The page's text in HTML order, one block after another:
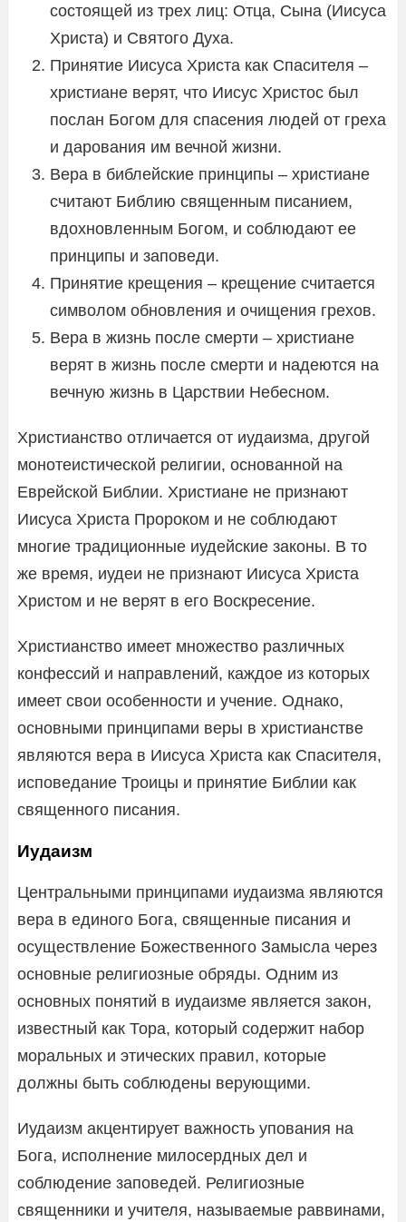
состоящей из трех лиц: Отца, Сына (Иисуса
Христа) и Святого Духа.
Принятие Иисуса Христа как Спасителя –
христиане верят, что Иисус Христос был
послан Богом для спасения людей от греха
и дарования им вечной жизни.
Вера в библейские принципы – христиане
считают Библию священным писанием,
вдохновленным Богом, и соблюдают ее
принципы и заповеди.
Принятие крещения – крещение считается
символом обновления и очищения грехов.
Вера в жизнь после смерти – христиане
верят в жизнь после смерти и надеются на
вечную жизнь в Царствии Небесном.
Христианство отличается от иудаизма, другой
монотеистической религии, основанной на
Еврейской Библии. Христиане не признают
Иисуса Христа Пророком и не соблюдают
многие традиционные иудейские законы. В то
же время, иудеи не признают Иисуса Христа
Христом и не верят в его Воскресение.
Христианство имеет множество различных
конфессий и направлений, каждое из которых
имеет свои особенности и учение. Однако,
основными принципами веры в христианстве
являются вера в Иисуса Христа как Спасителя,
исповедание Троицы и принятие Библии как
священного писания.
Иудаизм
Центральными принципами иудаизма являются
вера в единого Бога, священные писания и
осуществление Божественного Замысла через
основные религиозные обряды. Одним из
основных понятий в иудаизме является закон,
известный как Тора, который содержит набор
моральных и этических правил, которые
должны быть соблюдены верующими.
Иудаизм акцентирует важность упования на
Бога, исполнение милосердных дел и
соблюдение заповедей. Религиозные
священники и учителя, называемые раввинами,